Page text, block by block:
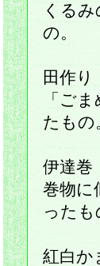
くる
の。
田作り
「ご
たもの
伊達巻
巻物に
ったも
紅白か